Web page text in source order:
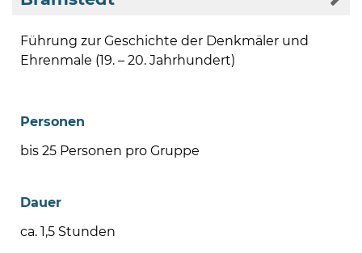
Führung zur Geschichte der Denkmäler und
Ehrenmale (19. – 20. Jahrhundert)
Personen
bis 25 Personen pro Gruppe
Dauer
ca. 1,5 Stunden